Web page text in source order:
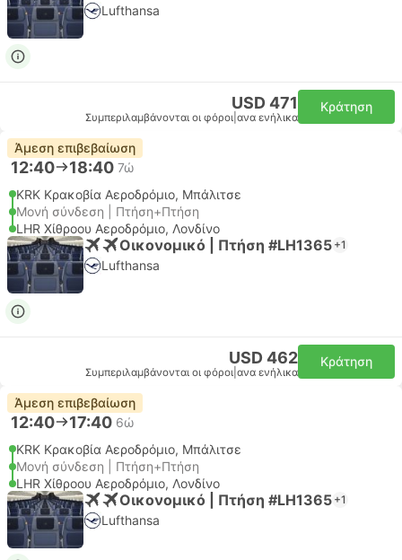
Lufthansa
USD 471
Συμπεριλαμβάνονται οι φόροι ανα ενήλικα
Κράτηση
Άμεση επιβεβαίωση
12:40 18:40 7ώ
KRK Κρακοβία Αεροδρόμιο, Μπάλιτσε
Μονή σύνδεση | Πτήση+Πτήση
LHR Χίθροου Αεροδρόμιο, Λονδίνο
Οικονομικό | Πτήση #LH1365 +1
Lufthansa
USD 462
Συμπεριλαμβάνονται οι φόροι ανα ενήλικα
Κράτηση
Άμεση επιβεβαίωση
12:40 17:40 6ώ
KRK Κρακοβία Αεροδρόμιο, Μπάλιτσε
Μονή σύνδεση | Πτήση+Πτήση
LHR Χίθροου Αεροδρόμιο, Λονδίνο
Οικονομικό | Πτήση #LH1365 +1
Lufthansa